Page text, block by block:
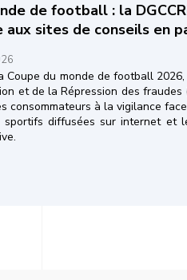
de football : la
aux sites de conseils en
Coupe du monde de football
et de la Répression des fraudes
consommateurs à la vigilance
sportifs diffusées sur internet et